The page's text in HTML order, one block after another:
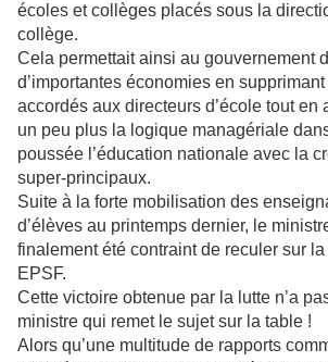
écoles et collèges placés sous la
collège.
Cela permettait ainsi au gouvernement
d’importantes économies en
accordés aux directeurs d’école tout en
un peu plus la logique managériale
poussée l’éducation nationale avec la
super-principaux.
Suite à la forte mobilisation des
d’élèves au printemps dernier, le
finalement été contraint de reculer sur
EPSF.
Cette victoire obtenue par la lutte n’a
ministre qui remet le sujet sur la table !
Alors qu’une multitude de rapports